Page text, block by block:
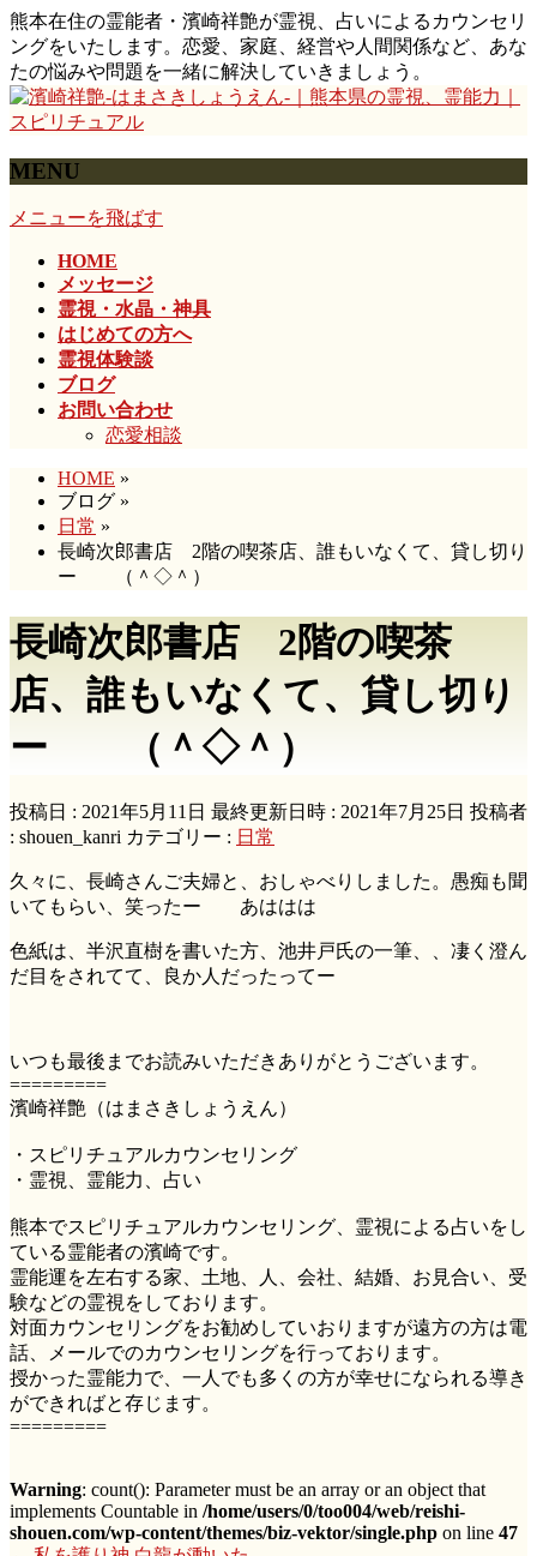
熊本在住の霊能者・濱崎祥艶が霊視、占いによるカウンセリ
ングをいたします。恋愛、家庭、経営や人間関係など、あな
たの悩みや問題を一緒に解決していきましょう。
MENU
メニューを飛ばす
HOME
メッセージ
霊視・水晶・神具
はじめての方へ
霊視体験談
ブログ
お問い合わせ
恋愛相談
HOME »
ブログ »
日常 »
長崎次郎書店 2階の喫茶店、誰もいなくて、貸し切り
ー （＾◇＾）
長崎次郎書店 2階の喫茶
店、誰もいなくて、貸し切り
ー （＾◇＾）
投稿日 : 2021年5月11日 最終更新日時 : 2021年7月25日 投稿者
: shouen_kanri カテゴリー : 日常
久々に、長崎さんご夫婦と、おしゃべりしました。愚痴も聞
いてもらい、笑ったー あははは
色紙は、半沢直樹を書いた方、池井戸氏の一筆、、凄く澄ん
だ目をされてて、良か人だったってー
いつも最後までお読みいただきありがとうございます。
=========
濱崎祥艶（はまさきしょうえん）
・スピリチュアルカウンセリング
・霊視、霊能力、占い
熊本でスピリチュアルカウンセリング、霊視による占いをし
ている霊能者の濱崎です。
霊能運を左右する家、土地、人、会社、結婚、お見合い、受
験などの霊視をしております。
対面カウンセリングをお勧めしていおりますが遠方の方は電
話、メールでのカウンセリングを行っております。
授かった霊能力で、一人でも多くの方が幸せになられる導き
ができればと存じます。
=========
Warning: count(): Parameter must be an array or an object that
implements Countable in /home/users/0/too004/web/reishi-
shouen.com/wp-content/themes/biz-vektor/single.php on line 47